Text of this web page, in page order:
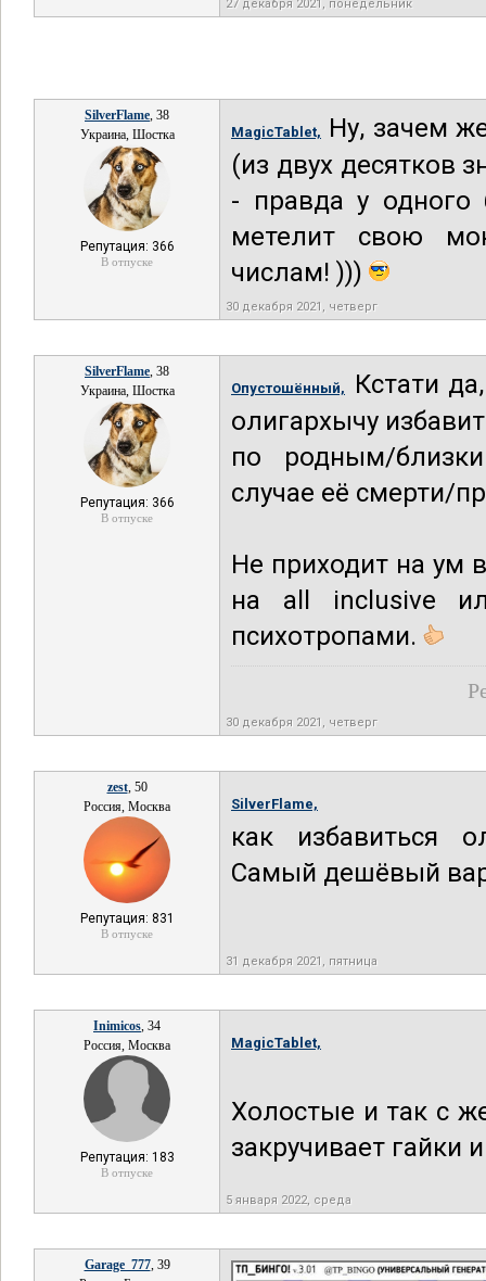
27 декабря 2021, понедельник
SilverFlame, 38
Украина, Шостка
Репутация: 366
В отпуске
MagicTablet,
Ну, зачем
(из двух десятков
- правда у одного
метелит свою
числам! )))
30 декабря 2021, четверг
SilverFlame, 38
Украина, Шостка
Репутация: 366
В отпуске
Опустошённый,
Кстати
олигархычу
по родным/
случае её смерти/
Не приходит на ум
на all inclusive
психотропами.
30 декабря 2021, четверг
zest, 50
Россия, Москва
Репутация: 831
В отпуске
SilverFlame,
как избавиться
Самый дешёвый
31 декабря 2021, пятница
Inimicos, 34
Россия, Москва
Репутация: 183
В отпуске
MagicTablet,
Холостые и так с
закручивает гайки
5 января 2022, среда
Garage_777, 39